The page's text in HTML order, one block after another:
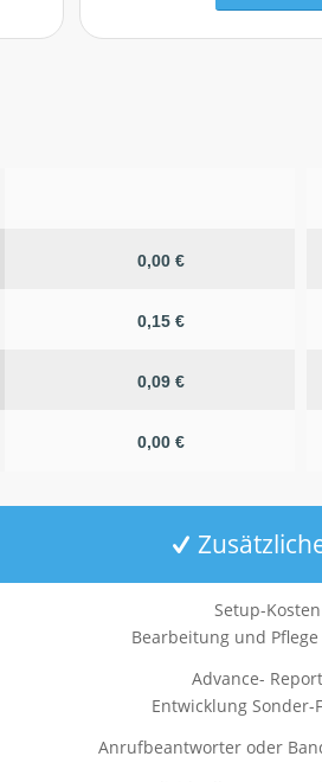
0,00 €
0,15 €
0,09 €
0,00 €
Setup-
Bearbeitung und
Advance-
Entwicklung Sonder-
Anrufbeantworter oder